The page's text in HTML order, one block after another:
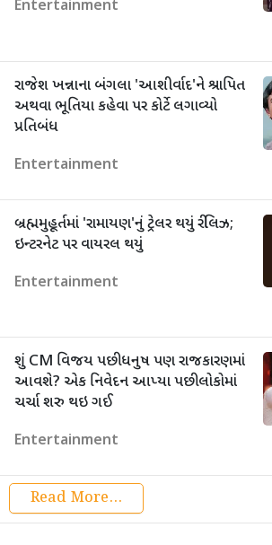
Entertainment
રાજેશ ખન્નાના બંગલા 'આશીર્વાદ'ને શ્રાપિત
અથવા ભૂતિયા કહેવા પર કોર્ટે લગાવ્યો
પ્રતિબંધ
Entertainment
બ્રહ્મમુહૂર્તમાં 'રામાયણ'નું ટ્રેલર થયું રીલિઝ;
ઇન્ટરનેટ પર વાયરલ થયું
Entertainment
શું CM વિજય પછી ધનુષ પણ રાજકારણમાં
આવશે? એક નિવેદન આપ્યા પછી લોકોમાં
ચર્ચા શરુ થઇ ગઈ
Entertainment
Read More...